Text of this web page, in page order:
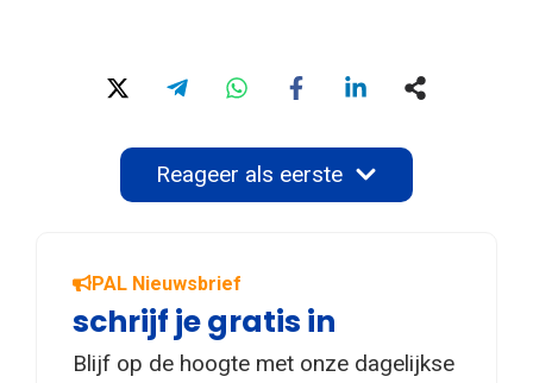
Reageer als eerste
PAL Nieuwsbrief
schrijf je gratis in
Blijf op de hoogte met onze dagelijkse